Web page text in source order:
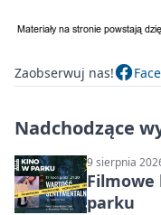
Zaobserwuj nas!
Nadchodzące
9 sierpnia
Filmowe
parku